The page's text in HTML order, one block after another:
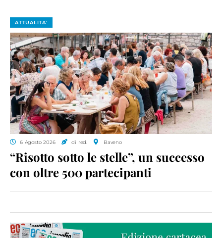
ATTUALITA'
6 Agosto 2026 di red. Baveno
“Risotto sotto le stelle”, un successo
con oltre 500 partecipanti